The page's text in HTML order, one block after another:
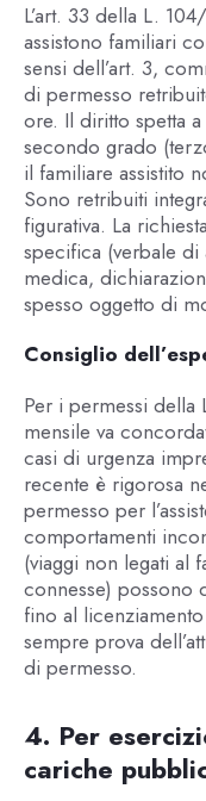
L’art. 33 della L.
assistono familiari
sensi dell’art. 3,
di permesso
ore. Il diritto spetta
secondo grado
il familiare assistito
Sono retribuiti
figurativa. La
specifica (verbale
medica,
spesso oggetto di
Consiglio
Per i permessi della
mensile va
casi di urgenza
recente è rigorosa
permesso per
comportamenti
(viaggi non legati al
connesse) possono
fino al
sempre prova
di permesso.
4. Per
cariche